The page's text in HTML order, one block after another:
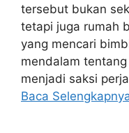
tersebut bukan
tetapi juga rumah
yang mencari
mendalam tentang
menjadi saksi
Baca